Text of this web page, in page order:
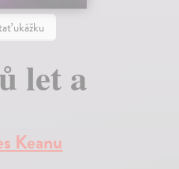
ukážku
let a
Keanu